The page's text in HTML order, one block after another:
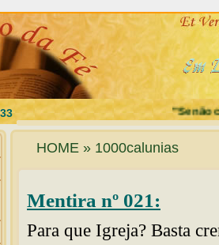
"Se não
HOME » 1000calunias
Mentira nº 021:
Para que Igreja? Basta